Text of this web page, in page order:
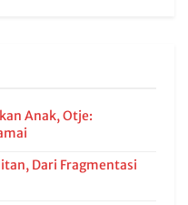
Anak, Otje:
Dari Fragmentasi